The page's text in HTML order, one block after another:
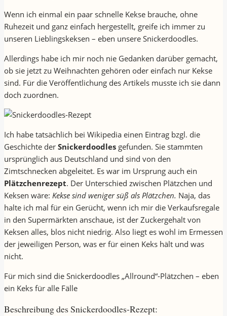
Wenn ich einmal ein paar schnelle Kekse brauche, ohne
Ruhezeit und ganz einfach hergestellt, greife ich immer zu
unseren Lieblingskeksen – eben unsere Snickerdoodles.
Allerdings habe ich mir noch nie Gedanken darüber gemacht,
ob sie jetzt zu Weihnachten gehören oder einfach nur Kekse
sind. Für die Veröffentlichung des Artikels musste ich sie dann
doch zuordnen.
Ich habe tatsächlich bei Wikipedia einen Eintrag bzgl. die
Geschichte der Snickerdoodles gefunden. Sie stammten
ursprünglich aus Deutschland und sind von den
Zimtschnecken abgeleitet. Es war im Ursprung auch ein
Plätzchenrezept. Der Unterschied zwischen Plätzchen und
Keksen wäre: Kekse sind weniger süß als Plätzchen. Naja, das
halte ich mal für ein Gerücht, wenn ich mir die Verkaufsregale
in den Supermärkten anschaue, ist der Zuckergehalt von
Keksen alles, blos nicht niedrig. Also liegt es wohl im Ermessen
der jeweiligen Person, was er für einen Keks hält und was
nicht.
Für mich sind die Snickerdoodles „Allround“-Plätzchen – eben
ein Keks für alle Fälle
Beschreibung des Snickerdoodles-Rezept: